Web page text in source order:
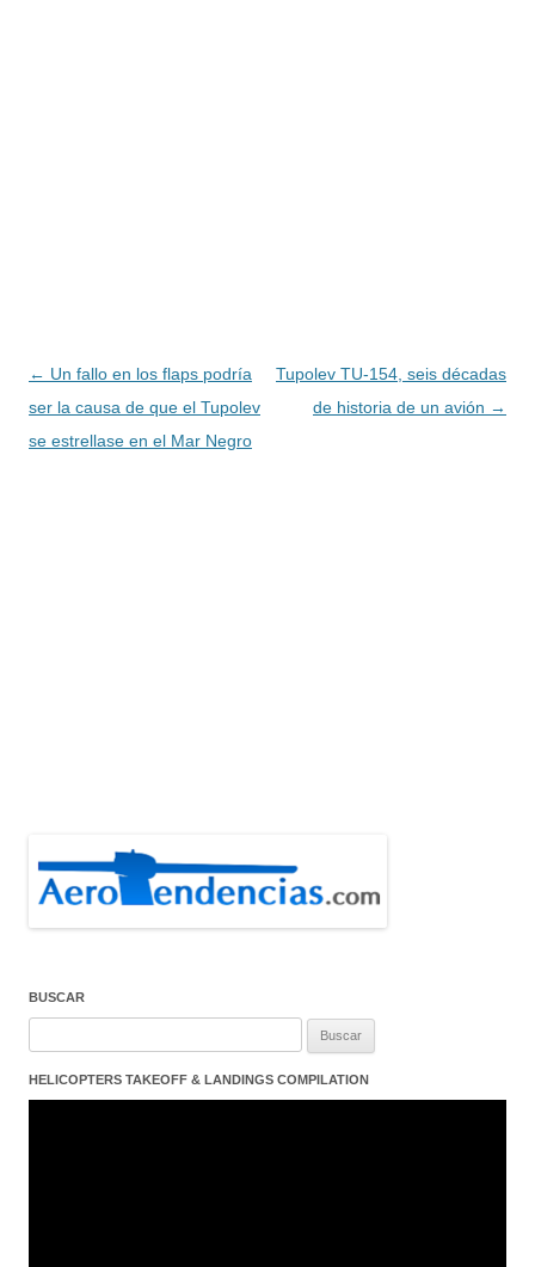
Navegación
de
entradas
← Un fallo en los flaps podría
ser la causa de que el Tupolev
se estrellase en el Mar Negro
Tupolev TU-154, seis décadas
de historia de un avión →
BUSCAR
HELICOPTERS TAKEOFF & LANDINGS COMPILATION